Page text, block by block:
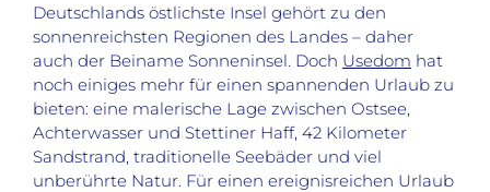
Deutschlands östlichste Insel gehört zu den
sonnenreichsten Regionen des Landes – daher
auch der Beiname Sonneninsel. Doch Usedom hat
noch einiges mehr für einen spannenden Urlaub zu
bieten: eine malerische Lage zwischen Ostsee,
Achterwasser und Stettiner Haff, 42 Kilometer
Sandstrand, traditionelle Seebäder und viel
unberührte Natur. Für einen ereignisreichen Urlaub